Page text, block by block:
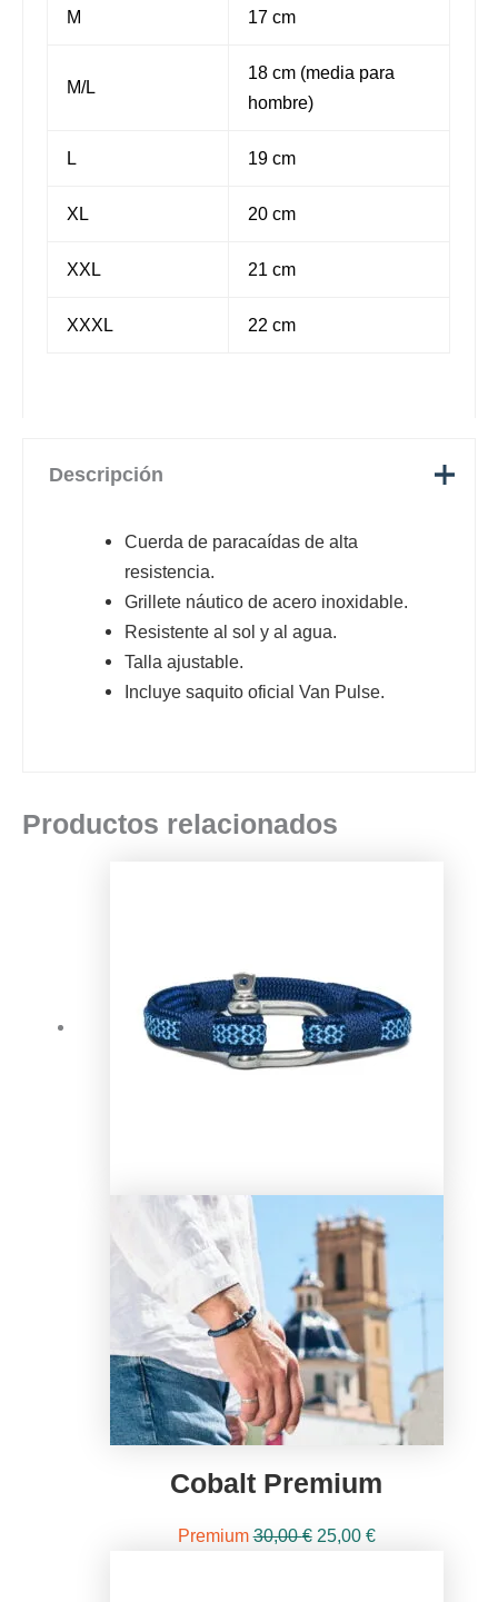
M 17 cm
M/L
18 cm (media para
hombre)
L 19 cm
XL 20 cm
XXL 21 cm
XXXL 22 cm
Descripción
Cuerda de paracaídas de alta
resistencia.
Grillete náutico de acero inoxidable.
Resistente al sol y al agua.
Talla ajustable.
Incluye saquito oficial Van Pulse.
Productos relacionados
Cobalt Premium
Premium30,00€ El
25,00 €El